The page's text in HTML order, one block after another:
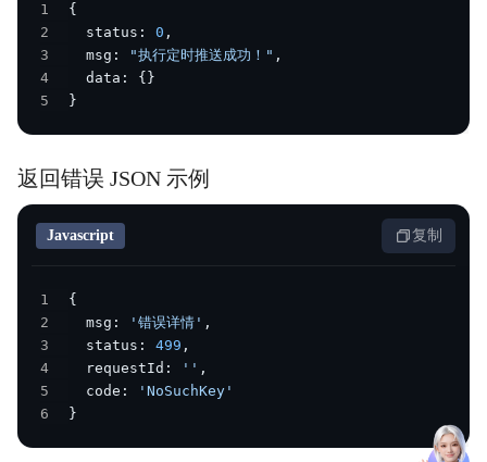
1
{
2
  status
: 0 ,
3
  msg
: "执行定时推送成功！" ,
4
  data
: { }
5
}
返回错误 JSON 示例
Javascript 复制
1
{
2
  msg
: '错误详情' ,
3
  status
: 499 ,
4
  requestId
: '' ,
5
  code
:
'NoSuchKey'
6
}